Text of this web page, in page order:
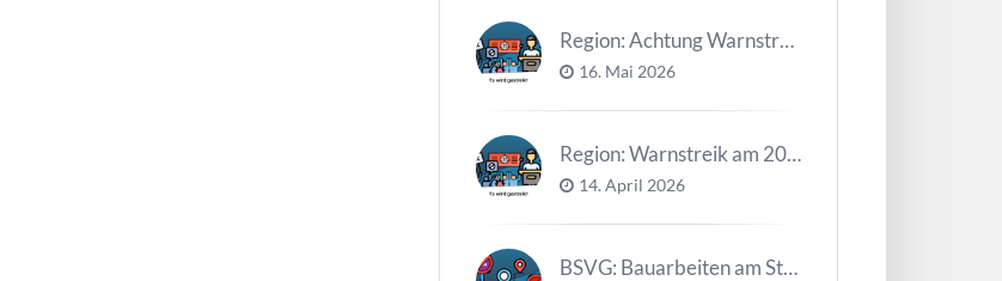
Region: Achtung Warnstreiks in der Kalenderwoche 21
16. Mai 2026
Region: Warnstreik am 20. und 21.04.2026 *Update*
14. April 2026
BSVG: Bauarbeiten am Steinweg – Buslinien halten verändert